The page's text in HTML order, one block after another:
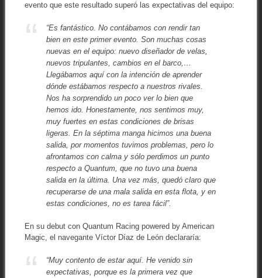
evento que este resultado superó las expectativas del equipo:
“Es fantástico. No contábamos con rendir tan
bien en este primer evento. Son muchas cosas
nuevas en el equipo: nuevo diseñador de velas,
nuevos tripulantes, cambios en el barco,…
Llegábamos aquí con la intención de aprender
dónde estábamos respecto a nuestros rivales.
Nos ha sorprendido un poco ver lo bien que
hemos ido. Honestamente, nos sentimos muy,
muy fuertes en estas condiciones de brisas
ligeras. En la séptima manga hicimos una buena
salida, por momentos tuvimos problemas, pero lo
afrontamos con calma y sólo perdimos un punto
respecto a Quantum, que no tuvo una buena
salida en la última. Una vez más, quedó claro que
recuperarse de una mala salida en esta flota, y en
estas condiciones, no es tarea fácil”.
En su debut con Quantum Racing powered by American
Magic, el navegante Víctor Díaz de León declararía:
“Muy contento de estar aquí. He venido sin
expectativas, porque es la primera vez que